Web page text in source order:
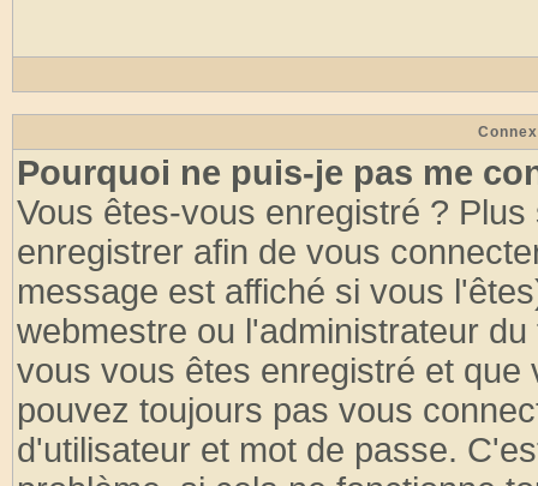
Pourquoi ne puis-je pas me
Vous êtes-vous enregistré ?
enregistrer afin de vous
message est affiché si vous
webmestre ou l'administrateur
vous vous êtes enregistré et
pouvez toujours pas vous
d'utilisateur et mot de passe.